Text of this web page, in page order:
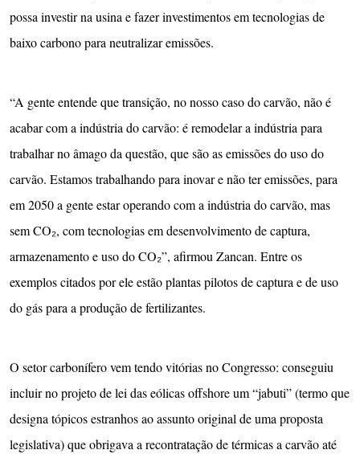
possa investir na usina e fazer investimentos em tecnologias de
baixo carbono para neutralizar emissões.
“A gente entende que transição, no nosso caso do carvão, não é
acabar com a indústria do carvão: é remodelar a indústria para
trabalhar no âmago da questão, que são as emissões do uso do
carvão. Estamos trabalhando para inovar e não ter emissões, para
em 2050 a gente estar operando com a indústria do carvão, mas
sem CO₂, com tecnologias em desenvolvimento de captura,
armazenamento e uso do CO₂”, afirmou Zancan. Entre os
exemplos citados por ele estão plantas pilotos de captura e de uso
do gás para a produção de fertilizantes.
O setor carbonífero vem tendo vitórias no Congresso: conseguiu
incluir no projeto de lei das eólicas offshore um “jabuti” (termo que
designa tópicos estranhos ao assunto original de uma proposta
legislativa) que obrigava a recontratação de térmicas a carvão até